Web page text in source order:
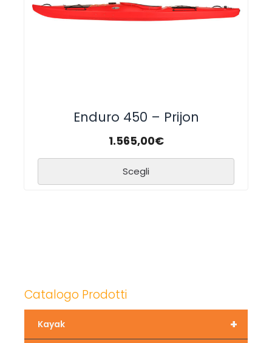
Enduro 450 – Prijon
1.565,00€
Scegli
Catalogo Prodotti
+
Kayak